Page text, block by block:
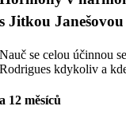
s Jitkou Janešovou
Nauč se celou účinnou
Rodrigues kdykoliv a
12 měsíců